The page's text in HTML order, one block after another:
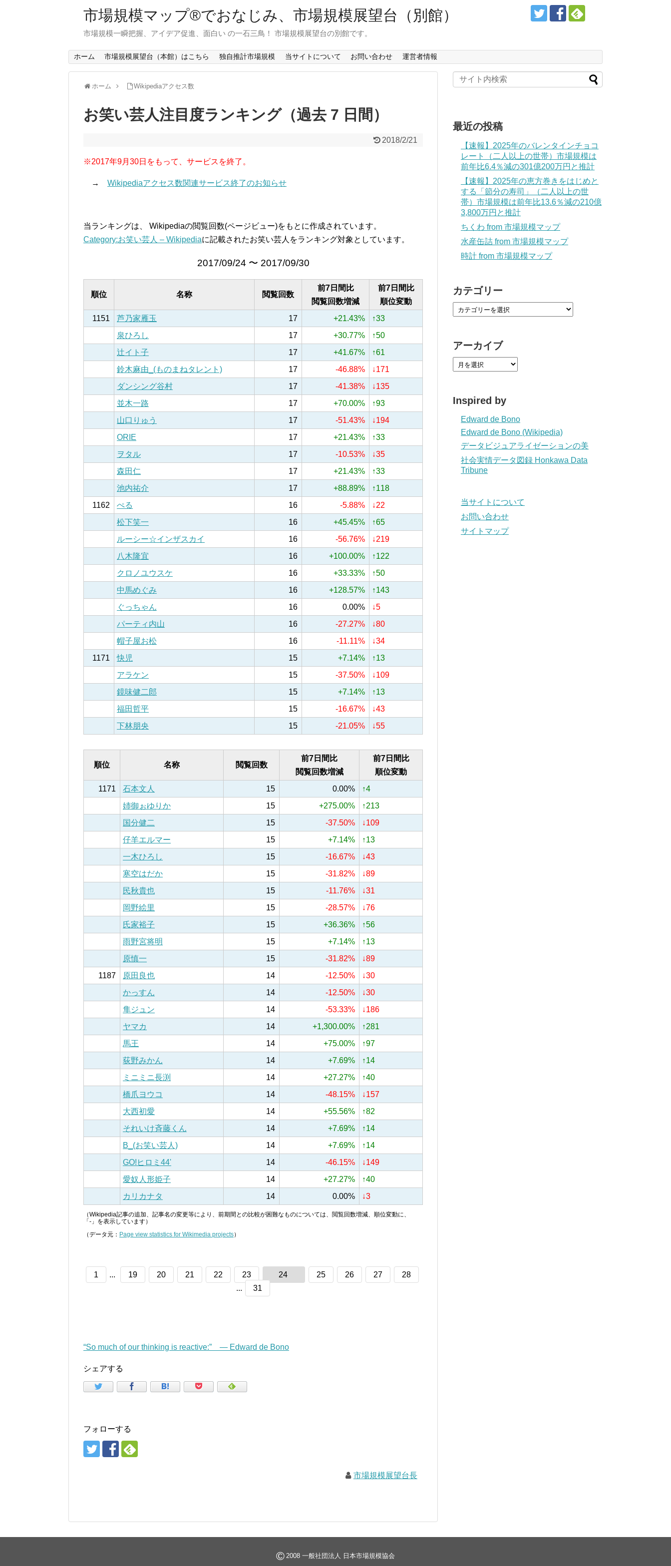
市場規模マップ®でおなじみ、市場規模展望台（別館）
市場規模一瞬把握、アイデア促進、面白い の一石三鳥！ 市場規模展望台の別館です。
ホーム 市場規模展望台（本館）はこちら 独自推計市場規模 当サイトについて お問い合わせ 運営者情報
ホーム Wikipediaアクセス数
お笑い芸人注目度ランキング（過去 7 日間）
2018/2/21
※2017年9月30日をもって、サービスを終了。
→ Wikipediaアクセス数関連サービス終了のお知らせ
当ランキングは、 Wikipediaの閲覧回数(ページビュー)をもとに作成されています。
Category:お笑い芸人 – Wikipediaに記載されたお笑い芸人をランキング対象としています。
2017/09/24 〜 2017/09/30
順位 名称 閲覧回数
前7日間比
閲覧回数増減
前7日間比
順位変動
1151
芦乃家雁玉 17 +21.43%
↑33
泉ひろし
17 +30.77%
↑50
辻イト子
17 +41.67%
↑61
鈴木麻由_(ものまねタレント)
17 -46.88%
↓171
ダンシング谷村
17 -41.38%
↓135
並木一路
17 +70.00%
↑93
山口りゅう
17 -51.43%
↓194
ORIE
17 +21.43%
↑33
ヲタル
17 -10.53%
↓35
森田仁
17 +21.43%
↑33
池内祐介
17 +88.89%
↑118
1162
ぺる 16 -5.88%
↓22
松下笑一
16 +45.45%
↑65
ルーシー☆インザスカイ
16 -56.76%
↓219
八木隆宜
16 +100.00%
↑122
クロノユウスケ
16 +33.33%
↑50
中馬めぐみ
16 +128.57%
↑143
ぐっちゃん
16 0.00%
↓5
パーティ内山
16 -27.27%
↓80
帽子屋お松
16 -11.11%
↓34
1171
快児 15 +7.14%
↑13
アラケン
15 -37.50%
↓109
鏡味健二郎
15 +7.14%
↑13
福田哲平
15 -16.67%
↓43
下林朋央
15 -21.05% ↓55
順位 名称 閲覧回数
前7日間比
閲覧回数増減
前7日間比
順位変動
1171
石本文人 15 0.00%
↑4
姉御ぉゆりか
15 +275.00%
↑213
国分健二
15 -37.50%
↓109
仔羊エルマー
15 +7.14%
↑13
一木ひろし
15 -16.67%
↓43
寒空はだか
15 -31.82%
↓89
民秋貴也
15 -11.76%
↓31
岡野絵里
15 -28.57%
↓76
氏家裕子
15 +36.36%
↑56
雨野宮将明
15 +7.14%
↑13
原慎一
15 -31.82%
↓89
1187
原田良也 14 -12.50%
↓30
かっすん
14 -12.50%
↓30
隼ジュン
14 -53.33%
↓186
ヤマカ
14 +1,300.00%
↑281
馬王
14 +75.00%
↑97
荻野みかん
14 +7.69%
↑14
ミニミニ長渕
14 +27.27%
↑40
橋爪ヨウコ
14 -48.15%
↓157
大西初愛
14 +55.56%
↑82
それいけ斉藤くん
14 +7.69%
↑14
Β_(お笑い芸人)
14 +7.69%
↑14
GO!ヒロミ44'
14 -46.15%
↓149
愛奴人形姫子
14 +27.27%
↑40
カリカナタ
14 0.00% ↓3
（Wikipedia記事の追加、記事名の変更等により、前期間との比較が困難なものについては、閲覧回数増減、順位変動に、
「-」を表示しています）
（データ元： Page view statistics for Wikimedia projects）
1 ... 19 20 21 22 23 24 25 26 27
28
...
31
“So much of our thinking is reactive:” — Edward de Bono
シェアする
フォローする
市場規模展望台長
最近の投稿
【速報】2025年のバレンタインチョコ
レート（二人以上の世帯）市場規模は
前年比6.4％減の301億200万円と推計
【速報】2025年の恵方巻きをはじめと
する「節分の寿司」（二人以上の世
帯）市場規模は前年比13.6％減の210億
3,800万円と推計
ちくわ from 市場規模マップ
水産缶詰 from 市場規模マップ
時計 from 市場規模マップ
カテゴリー
アーカイブ
Inspired by
Edward de Bono
Edward de Bono (Wikipedia)
データビジュアライゼーションの美
社会実情データ図録 Honkawa Data
Tribune
当サイトについて
お問い合わせ
サイトマップ
© 2008 一般社団法人 日本市場規模協会